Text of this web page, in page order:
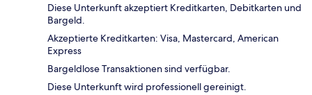
Diese Unterkunft akzeptiert Kreditkarten, Debitkarten und
Bargeld.
Akzeptierte Kreditkarten: Visa, Mastercard, American
Express
Bargeldlose Transaktionen sind verfügbar.
Diese Unterkunft wird professionell gereinigt.